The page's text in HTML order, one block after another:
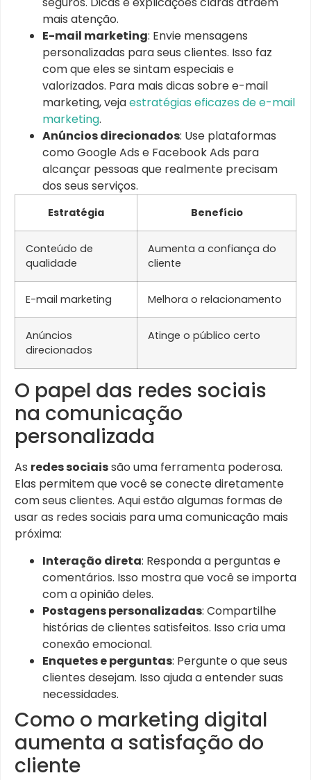
mais atenção.
E-mail marketing: Envie mensagens
personalizadas para seus clientes. Isso faz
com que eles se sintam especiais e
valorizados. Para mais dicas sobre e-mail
marketing, vejaestratégias eficazes de e-mail
marketing.
Anúncios direcionados: Use plataformas
como Google Ads e Facebook Ads para
alcançar pessoas que realmente precisam
dos seus serviços.
Estratégia Benefício
Conteúdo de
qualidade
Aumenta a confiança do
cliente
E-mail marketing Melhora o relacionamento
Anúncios
direcionados
Atinge o público certo
O papel das redes sociais
na comunicação
personalizada
As redes sociaissão uma ferramenta poderosa.
Elas permitem que você se conecte diretamente
com seus clientes. Aqui estão algumas formas de
usar as redes sociais para uma comunicação mais
próxima:
Interação direta: Responda a perguntas e
comentários. Isso mostra que você se importa
com a opinião deles.
Postagens personalizadas: Compartilhe
histórias de clientes satisfeitos. Isso cria uma
conexão emocional.
Enquetes e perguntas: Pergunte o que seus
clientes desejam. Isso ajuda a entender suas
necessidades.
Como o marketing digital
aumenta a satisfação do
cliente